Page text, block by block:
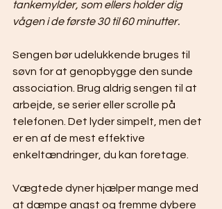
tankemylder, som ellers holder dig
vågen i de første 30 til 60 minutter.
Sengen bør udelukkende bruges til
søvn for at genopbygge den sunde
association. Brug aldrig sengen til at
arbejde, se serier eller scrolle på
telefonen. Det lyder simpelt, men det
er en af de mest effektive
enkeltændringer, du kan foretage.
Vægtede dyner hjælper mange med
at dæmpe angst og fremme dybere